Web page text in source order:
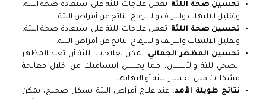
تحسين صحة اللثة: تعمل علاجات اللثة على استعادة صحة اللثة،
وتقليل الالتهاب والنزيف والانزعاج الناتج عن أمراض اللثة.
تحسين صحة اللثة: تعمل علاجات اللثة على استعادة صحة اللثة،
وتقليل الالتهاب والنزيف والانزعاج الناتج عن أمراض اللثة.
تحسين المظهر الجمالي: يمكن لعلاجات اللثة أن تعيد المظهر
الصحي للثة والأسنان، مما يحسن ابتسامتك من خلال معالجة
مشكلات مثل انحسار اللثة أو التهابها.
نتائج طويلة الأمد: عند علاج أمراض اللثة بشكل صحيح، يمكن